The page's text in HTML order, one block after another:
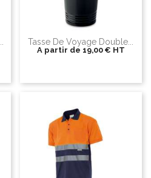
Tasse De Voyage Double...
A partir de 19,00 € HT